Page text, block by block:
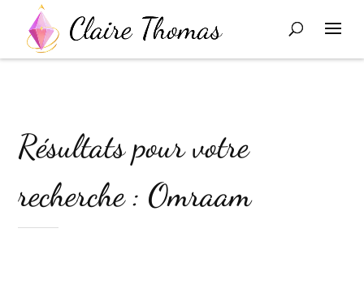
Résultats pour votre
recherche : Omraam